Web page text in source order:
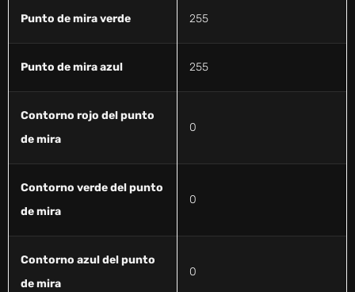
Punto de mira verde 255
Punto de mira azul 255
Contorno rojo del punto
de mira
0
Contorno verde del punto
de mira
0
Contorno azul del punto
de mira
0